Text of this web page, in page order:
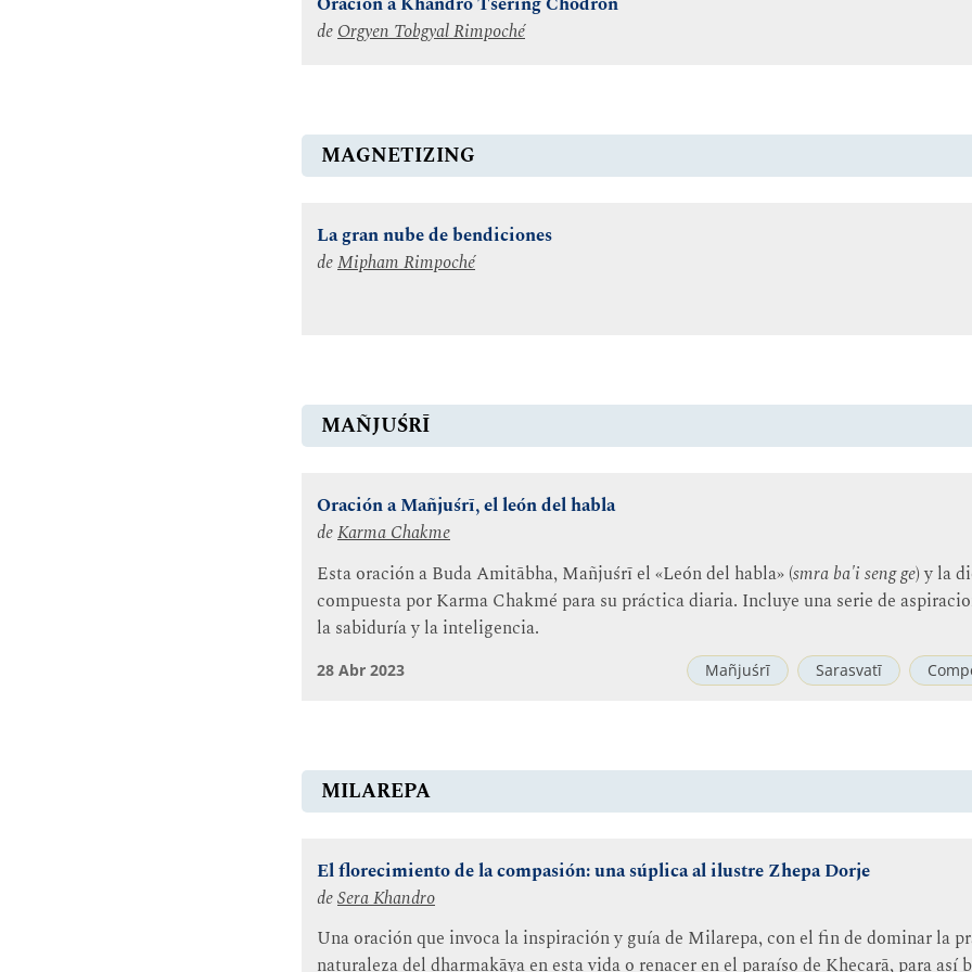
deOrgyen Tobgyal Rimpoché
MAGNETIZING
La gran nube de bendiciones
deMipham Rimpoché
MAÑJUŚRĪ
Oración a Mañjuśrī, el león del habla
deKarma Chakme
Esta oración a Buda Amitābha, Mañjuśrī el «León del habla» (smra ba'i seng ge) y la
compuesta por Karma Chakmé para su práctica diaria. Incluye una serie de
la sabiduría y la inteligencia.
Mañjuśrī Sarasvatī
28 Abr 2023
MILAREPA
El florecimiento de la compasión: una súplica al ilustre Zhepa Dorje
deSera Khandro
Una oración que invoca la inspiración y guía de Milarepa, con el fin de dominar la
naturaleza del dharmakāya en esta vida o renacer en el paraíso de Khecarā, para así